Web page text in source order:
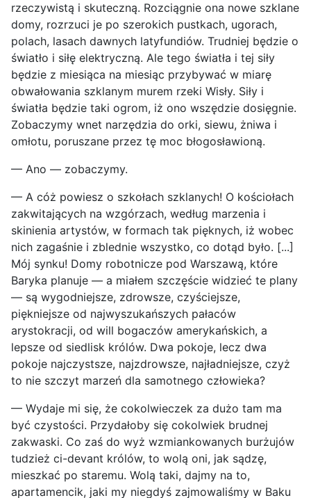
rzeczywistą i skuteczną. Rozciągnie ona nowe szklane
domy, rozrzuci je po szerokich pustkach, ugorach,
polach, lasach dawnych latyfundiów. Trudniej będzie o
światło i siłę elektryczną. Ale tego światła i tej siły
będzie z miesiąca na miesiąc przybywać w miarę
obwałowania szklanym murem rzeki Wisły. Siły i
światła będzie taki ogrom, iż ono wszędzie dosięgnie.
Zobaczymy wnet narzędzia do orki, siewu, żniwa i
omłotu, poruszane przez tę moc błogosławioną.
— Ano — zobaczymy.
— A cóż powiesz o szkołach szklanych! O kościołach
zakwitających na wzgórzach, według marzenia i
skinienia artystów, w formach tak pięknych, iż wobec
nich zagaśnie i zblednie wszystko, co dotąd było. [...]
Mój synku! Domy robotnicze pod Warszawą, które
Baryka planuje — a miałem szczęście widzieć te plany
— są wygodniejsze, zdrowsze, czyściejsze,
piękniejsze od najwyszukańszych pałaców
arystokracji, od will bogaczów amerykańskich, a
lepsze od siedlisk królów. Dwa pokoje, lecz dwa
pokoje najczystsze, najzdrowsze, najładniejsze, czyż
to nie szczyt marzeń dla samotnego człowieka?
— Wydaje mi się, że cokolwieczek za dużo tam ma
być czystości. Przydałoby się cokolwiek brudnej
zakwaski. Co zaś do wyż wzmiankowanych burżujów
tudzież ci-devant królów, to wolą oni, jak sądzę,
mieszkać po staremu. Wolą taki, dajmy na to,
apartamencik, jaki my niegdyś zajmowaliśmy w Baku